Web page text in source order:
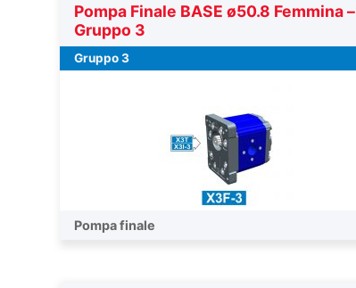
Pompa Finale BASE ø50.8 Femmina –
Gruppo 3
Gruppo 3
Pompa finale